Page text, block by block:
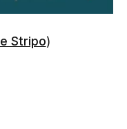
Stripo)